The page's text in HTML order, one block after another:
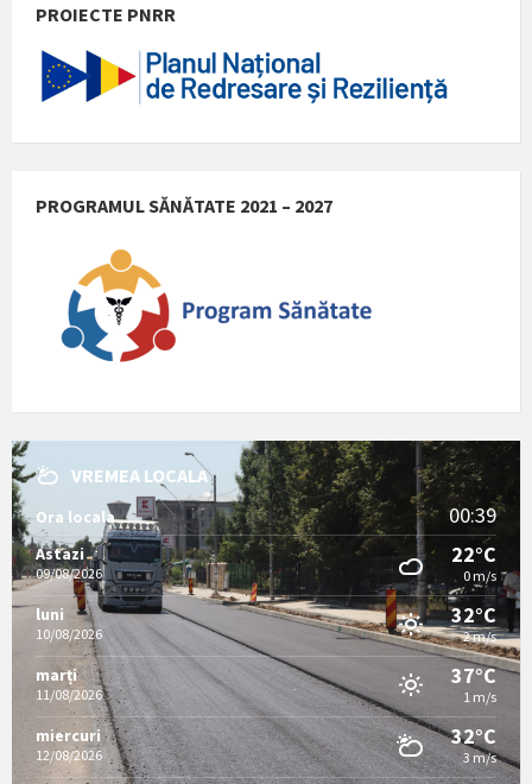
PROIECTE PNRR
PROGRAMUL SĂNĂTATE 2021 – 2027
VREMEA LOCALA
Ora locala 00:39
Astazi
09/08/2026
22°C
0 m/s
luni
10/08/2026
32°C
2 m/s
marți
11/08/2026
37°C
1 m/s
miercuri
12/08/2026
32°C
3 m/s